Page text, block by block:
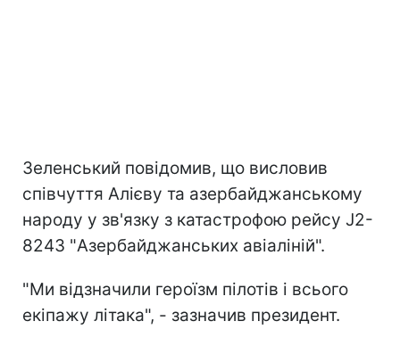
Зеленський повідомив, що висловив
співчуття Алієву та азербайджанському
народу у зв'язку з катастрофою рейсу J2-
8243 "Азербайджанських авіаліній".
"Ми відзначили героїзм пілотів і всього
екіпажу літака", - зазначив президент.